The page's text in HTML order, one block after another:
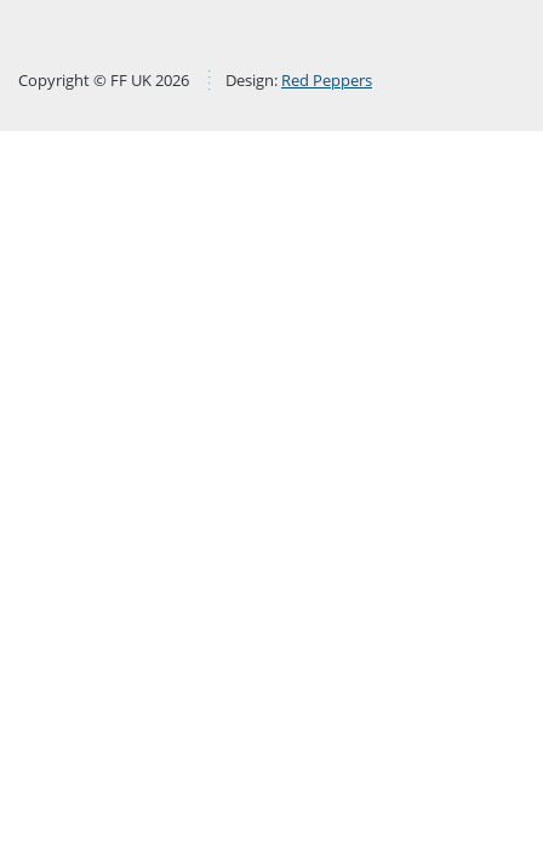
Copyright © FF UK 2026 Design: Red Peppers